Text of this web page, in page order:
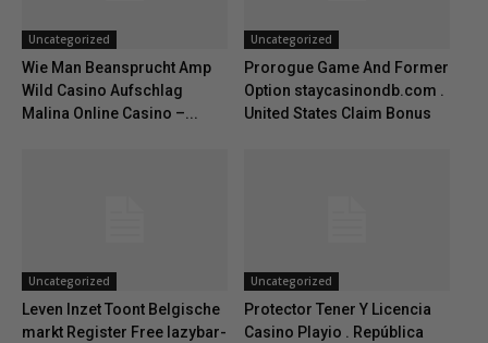
Uncategorized
Wie Man Beansprucht Amp
Wild Casino Aufschlag
Malina Online Casino –...
Uncategorized
Prorogue Game And Former
Option staycasinondb.com .
United States Claim Bonus
Uncategorized
Leven Inzet Toont Belgische
markt Register Free lazybar-
Uncategorized
Protector Tener Y Licencia
Casino Playio . República